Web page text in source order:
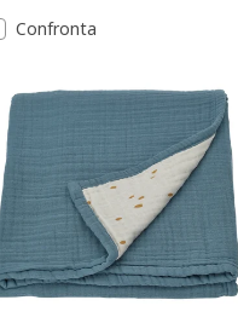
Confronta